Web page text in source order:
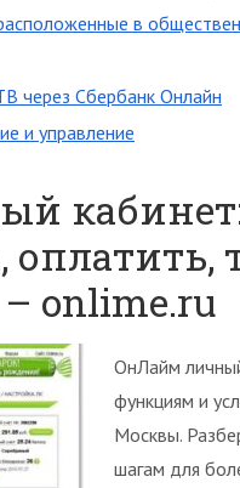
в
через Сбербанк Онлайн
и управление
кабинет:
оплатить,
onlime.ru
ОнЛайм
функциям и
Москвы.
шагам для